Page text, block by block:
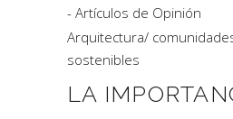
- Artículos de Opinión
Arquitectura/
sostenibles
LA